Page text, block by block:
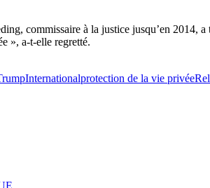
commissaire à la justice jusqu’en 2014,
», a-t-elle regretté.
Internationalprotection de la vie privée